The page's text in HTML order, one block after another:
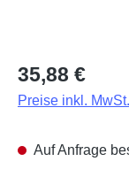
Regulärer Preis:
35,88 €
Preise inkl.
Auf Anfrage